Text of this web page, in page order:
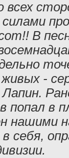
всех
В
живых -
Лапин.
попал в
нашими
себя,